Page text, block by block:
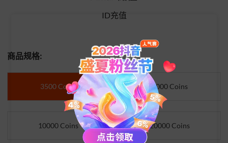
ID充值
商品规格:
3500 Coins 5000 Coins
10000 Coins 20000 Coins